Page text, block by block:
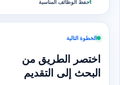
احفظ الوظائف المناسبة
الخطوة التالية
اختصر الطريق من
البحث إلى التقديم